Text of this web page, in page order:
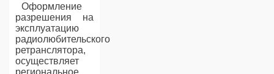
Оформление
разрешения на
эксплуатацию
радиолюбительского
ретранслятора,
осуществляет
региональное